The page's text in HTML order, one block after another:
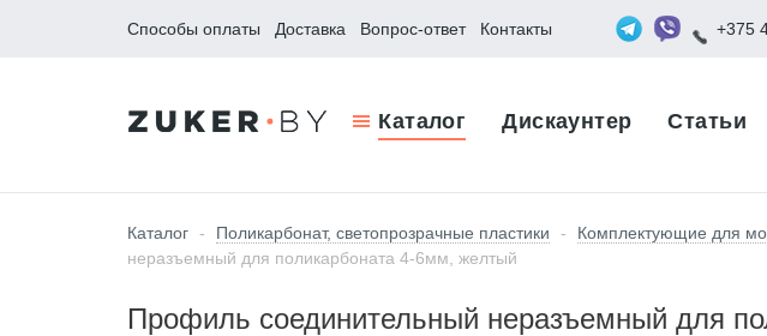
Способы оплаты Доставка Вопрос-ответ Контакты +375
Каталог Дискаунтер Статьи
Каталог - Поликарбонат, светопрозрачные пластики - Комплектующие для
неразъемный для поликарбоната 4-6мм, желтый
Профиль соединительный неразъемный для